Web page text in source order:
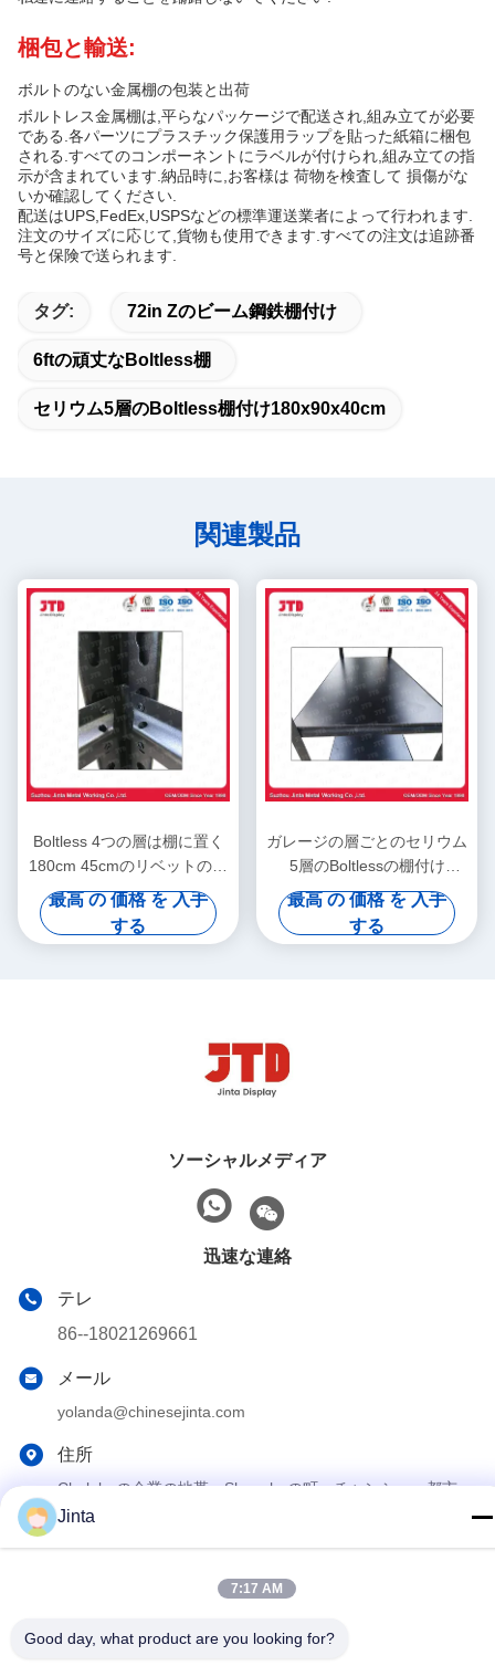
梱包と輸送:
ボルトのない金属棚の包装と出荷
ボルトレス金属棚は,平らなパッケージで配送され,組み立てが必要
である.各パーツにプラスチック保護用ラップを貼った紙箱に梱包
される.すべてのコンポーネントにラベルが付けられ,組み立ての指
示が含まれています.納品時に,お客様は 荷物を検査して 損傷がな
いか確認してください.
配送はUPS,FedEx,USPSなどの標準運送業者によって行われます.
注文のサイズに応じて,貨物も使用できます.すべての注文は追跡番
号と保険で送られます.
タグ: 72in Zのビーム鋼鉄棚付け
6ftの頑丈なboltless棚
セリウム5層のboltless棚付け180x90x40cm
関連製品
Boltless 4つの層は棚に置く
180cm 45cmのリベットの棚
の鋼鉄棚付けに金属をかぶせ
る
最高 の 価格 を 入手
する
ガレージの層ごとのセリウム
5層のBoltlessの棚付け
180x90x40cm 180kg
最高 の 価格 を 入手
する
ソーシャルメディア
迅速な連絡
テレ
86--18021269661
メール
yolanda@chinesejinta.com
住所
Chelubaの企業の地帯、Shanghuの町、チャンシュー都市、
江蘇省、中国
プライバシーポリシー
Copyright© 2021-2026 Suzhou Jinta Import & Export Co., Ltd . 無
Jinta
7:17 AM
Good day, what product are you looking for?